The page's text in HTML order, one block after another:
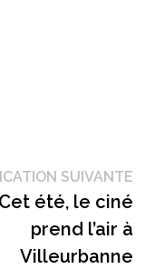
SUIVANTE
Cet été, le ciné
prend l’air à
Villeurbanne